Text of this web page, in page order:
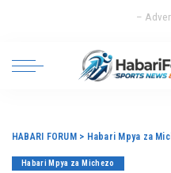
–
HABARI FORUM > Habari Mpya za
Habari Mpya za Michezo